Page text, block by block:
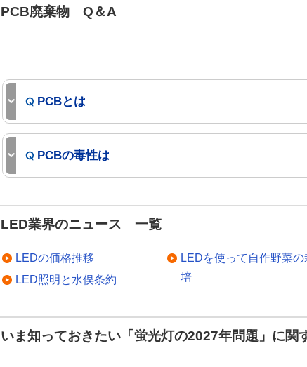
PCB廃棄物 Q＆A
PCBとは
PCBの毒性は
LED業界のニュース 一覧
LEDの価格推移
LED照明と水俣条約
LEDを使って自作野菜の
培
いま知っておきたい「蛍光灯の2027年問題」に関